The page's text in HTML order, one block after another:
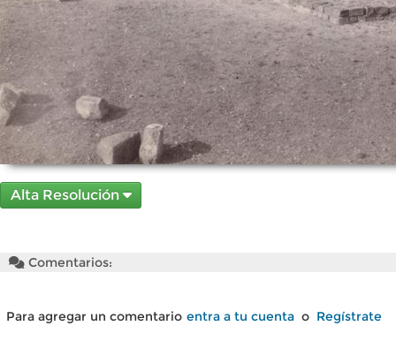
Alta Resolución
Comentarios:
Para agregar un comentario entra a tu cuenta o Regístrate